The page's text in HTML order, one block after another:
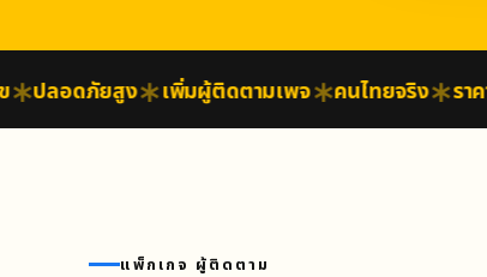
ปลอดภัยสูง เพิ่มผู้ติดตามเพจ คนไทยจริง ราคาถู
แพ็กเกจ ผู้ติดตาม